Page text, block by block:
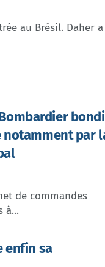
au Brésil. Daher a
par
de commandes
à...
enfin sa